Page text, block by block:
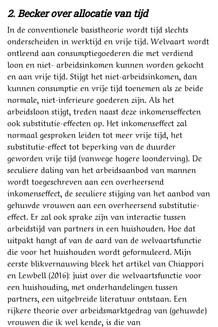
2. Becker over allocatie van tijd
In de conventionele basistheorie wordt tijd slechts
onderscheiden in werktijd en vrije tijd. Welvaart wordt
ontleend aan consumptiegoederen die met verdiend
loon en niet- arbeidsinkomen kunnen worden gekocht
en aan vrije tijd. Stijgt het niet-arbeidsinkomen, dan
kunnen consumptie en vrije tijd toenemen als ze beide
normale, niet-inferieure goederen zijn. Als het
arbeidsloon stijgt, treden naast deze inkomenseffecten
ook substitutie-effecten op. Het inkomenseffect zal
normaal gesproken leiden tot meer vrije tijd, het
substitutie-effect tot beperking van de duurder
geworden vrije tijd (vanwege hogere loonderving). De
seculiere daling van het arbeidsaanbod van mannen
wordt toegeschreven aan een overheersend
inkomenseffect, de seculiere stijging van het aanbod van
gehuwde vrouwen aan een overheersend substitutie-
effect. Er zal ook sprake zijn van interactie tussen
arbeidstijd van partners in een huishouden. Hoe dat
uitpakt hangt af van de aard van de welvaartsfunctie
die voor het huishouden wordt geformuleerd. Mijn
eerste blikvernauwing bleek het artikel van Chiappori
en Lewbell (2016): juist over die welvaartsfunctie voor
een huishouding, met onderhandelingen tussen
partners, een uitgebreide literatuur ontstaan. Een
rijkere theorie over arbeidsmarktgedrag van (gehuwde)
vrouwen die ik wel kende, is die van